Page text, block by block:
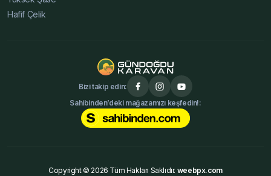
Hafif Çelik
Bizi takip edin:
Sahibinden’deki mağazamızı keşfedin!:
Copyright © 2026 Tüm Hakları Saklıdır. weebpx.com